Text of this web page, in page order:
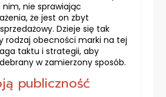
nie sprawiając
że jest on zbyt
Dzieje się tak
rodzaj obecności marki na tej
taktu i strategii, aby
w zamierzony sposób.
publiczność